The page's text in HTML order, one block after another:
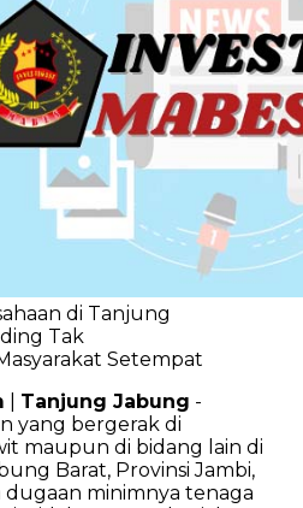
di Tanjung
Tak
Setempat
Tanjung Jabung -
yang bergerak di
maupun di bidang lain di
Barat, Provinsi Jambi,
minimnya tenaga